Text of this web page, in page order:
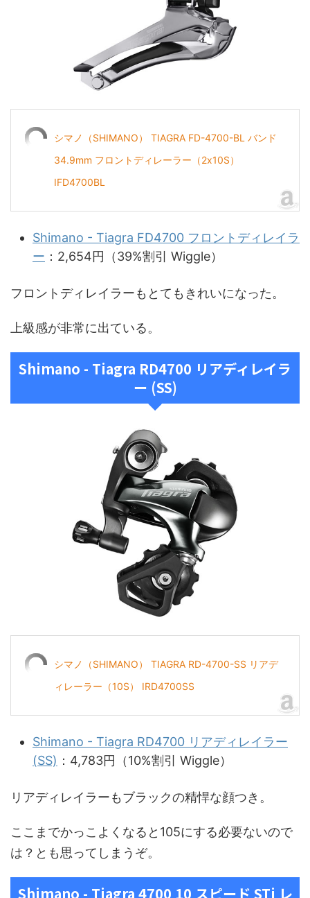
シマノ（SHIMANO） TIAGRA FD-4700-BL バンド
34.9mm フロントディレーラー（2x10S）
IFD4700BL
Shimano - Tiagra FD4700 フロントディレイラ
ー ：2,654円（39%割引 Wiggle）
フロントディレイラーもとてもきれいになった。
上級感が非常に出ている。
Shimano - Tiagra RD4700 リアディレイラ
ー (SS)
シマノ（SHIMANO） TIAGRA RD-4700-SS リアデ
ィレーラー（10S） IRD4700SS
Shimano - Tiagra RD4700 リアディレイラー
(SS) ：4,783円（10%割引 Wiggle）
リアディレイラーもブラックの精悍な顔つき。
ここまでかっこよくなると105にする必要ないので
は？とも思ってしまうぞ。
Shimano - Tiagra 4700 10 スピード STi レ